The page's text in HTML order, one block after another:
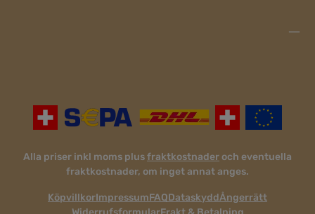
Alla priser inkl moms plusfraktkostnaderoch eventuella
fraktkostnader, om inget annat anges.
KöpvillkorImpressumFAQDataskyddÅngerrätt